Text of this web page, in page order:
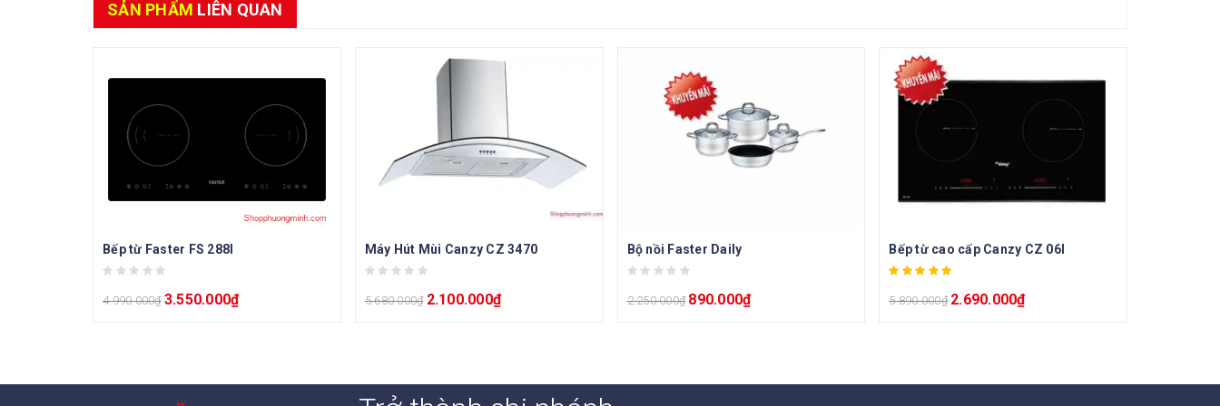
SẢN PHẨM LIÊN QUAN
Bếp từ Faster FS 288I
4.990.000₫ 3.550.000₫
Máy Hút Mùi Canzy CZ 3470
5.680.000₫ 2.100.000₫
Bộ nồi Faster Daily
2.250.000₫ 890.000₫
Bếp từ cao cấp Canzy CZ 06I
5.890.000₫ 2.690.000₫